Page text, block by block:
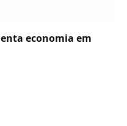
economia em